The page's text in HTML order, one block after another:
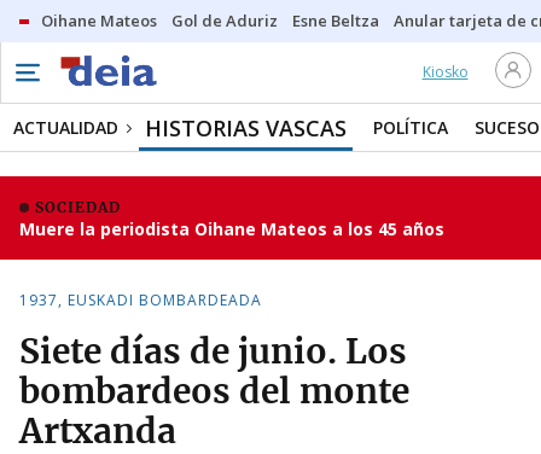
Oihane Mateos Gol de Aduriz Esne Beltza Anular tarjeta de
Kiosko
ACTUALIDAD HISTORIAS VASCAS POLÍTICA
SOCIEDAD
Muere la periodista Oihane Mateos a los 45 años
1937, EUSKADI BOMBARDEADA
Siete días de junio. Los
bombardeos del monte
Artxanda